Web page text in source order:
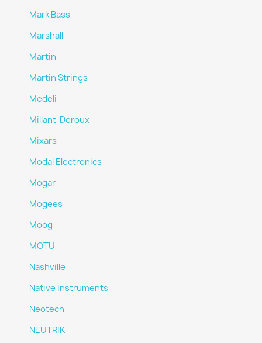
Mark Bass
Marshall
Martin
Martin Strings
Medeli
Millant-Deroux
Mixars
Modal Electronics
Mogar
Mogees
Moog
MOTU
Nashville
Native Instruments
Neotech
NEUTRIK